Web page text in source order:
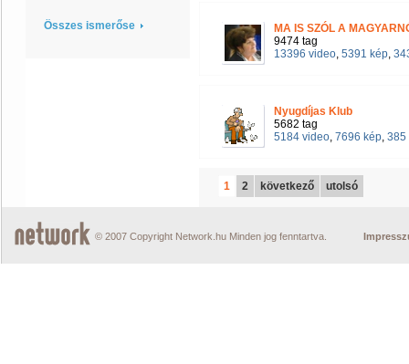
Összes ismerőse
MA IS SZÓL A
9474 tag
13396 video, 5391 kép,
Nyugdíjas Klub
5682 tag
5184 video, 7696 kép, 385
1 2 következő utolsó
© 2007 Copyright Network.hu Minden jog fenntartva.